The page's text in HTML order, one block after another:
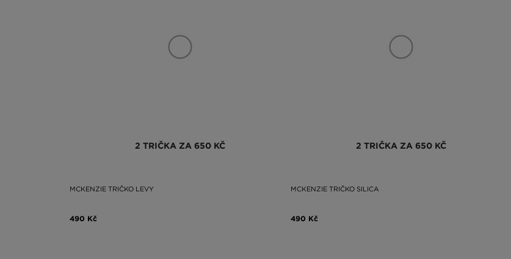
2 TRIČKA ZA 650 KČ
MCKENZIE TRIČKO LEVY
490 Kč
2 TRIČKA ZA 650 KČ
MCKENZIE TRIČKO SILICA
490 Kč